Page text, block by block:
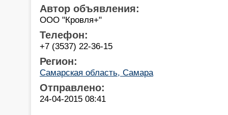
Автор объявления:
ООО "Кровля+"
Телефон:
+7 (3537) 22-36-15
Регион:
Самарская область, Самара
Отправлено:
24-04-2015 08:41